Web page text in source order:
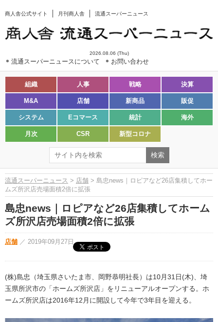
商人舎公式サイト 月刊商人舎 流通スーパーニュース
2026.08.06 (Thu)
流通スーパーニュースについて お問い合わせ
組織 人事 戦略 決算
M&A 店舗 新商品 販促
システム Eコマース 統計 海外
月次 CSR 新型コロナ
流通スーパーニュース > 店舗 > 島忠news｜ロピアなど26店集積してホー
ムズ所沢店売場面積2倍に拡張
島忠news｜ロピアなど26店集積してホーム
ズ所沢店売場面積2倍に拡張
店舗 ／ 2019年09月27日
(株)島忠（埼玉県さいたま市、岡野恭明社長）は10月31日(木)、埼
玉県所沢市の「ホームズ所沢店」をリニューアルオープンする。ホ
ームズ所沢店は2016年12月に開設して今年で3年目を迎える。